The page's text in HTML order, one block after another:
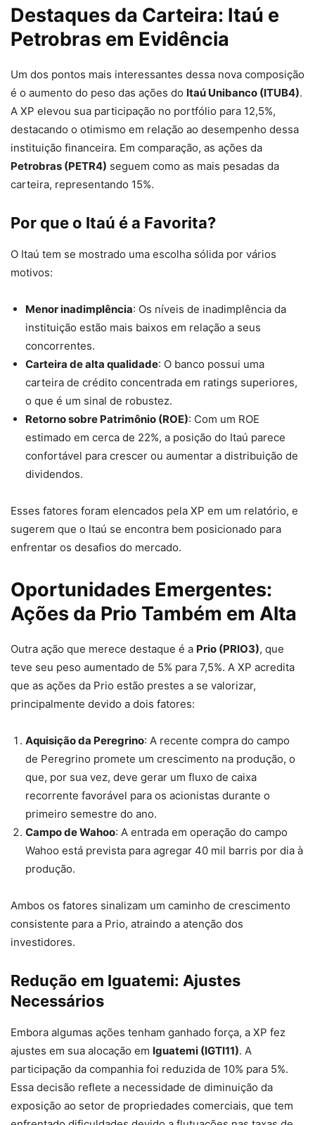
Destaques da Carteira: Itaú e
Petrobras em Evidência
Um dos pontos mais interessantes dessa nova composição
é o aumento do peso das ações do Itaú Unibanco (ITUB4).
A XP elevou sua participação no portfólio para 12,5%,
destacando o otimismo em relação ao desempenho dessa
instituição financeira. Em comparação, as ações da
Petrobras (PETR4) seguem como as mais pesadas da
carteira, representando 15%.
Por que o Itaú é a Favorita?
O Itaú tem se mostrado uma escolha sólida por vários
motivos:
Menor inadimplência: Os níveis de inadimplência da
instituição estão mais baixos em relação a seus
concorrentes.
Carteira de alta qualidade: O banco possui uma
carteira de crédito concentrada em ratings superiores,
o que é um sinal de robustez.
Retorno sobre Patrimônio (ROE): Com um ROE
estimado em cerca de 22%, a posição do Itaú parece
confortável para crescer ou aumentar a distribuição de
dividendos.
Esses fatores foram elencados pela XP em um relatório, e
sugerem que o Itaú se encontra bem posicionado para
enfrentar os desafios do mercado.
Oportunidades Emergentes:
Ações da Prio Também em Alta
Outra ação que merece destaque é a Prio (PRIO3), que
teve seu peso aumentado de 5% para 7,5%. A XP acredita
que as ações da Prio estão prestes a se valorizar,
principalmente devido a dois fatores:
Aquisição da Peregrino: A recente compra do campo
de Peregrino promete um crescimento na produção, o
que, por sua vez, deve gerar um fluxo de caixa
recorrente favorável para os acionistas durante o
primeiro semestre do ano.
Campo de Wahoo: A entrada em operação do campo
Wahoo está prevista para agregar 40 mil barris por dia à
produção.
Ambos os fatores sinalizam um caminho de crescimento
consistente para a Prio, atraindo a atenção dos
investidores.
Redução em Iguatemi: Ajustes
Necessários
Embora algumas ações tenham ganhado força, a XP fez
ajustes em sua alocação em Iguatemi (IGTI11). A
participação da companhia foi reduzida de 10% para 5%.
Essa decisão reflete a necessidade de diminuição da
exposição ao setor de propriedades comerciais, que tem